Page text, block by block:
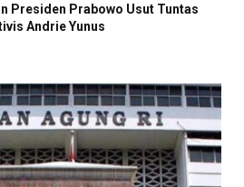
Presiden Prabowo Usut Tuntas
Andrie Yunus